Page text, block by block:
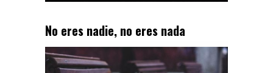
No eres nadie, no eres nada